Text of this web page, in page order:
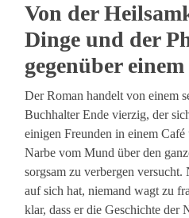
Von der
Dinge und der
gegenüber
Der Roman handelt von einem
Buchhalter Ende vierzig, der
einigen Freunden in einem
Narbe vom Mund über den
sorgsam zu verbergen
auf sich hat, niemand wagt zu
klar, dass er die Geschichte der